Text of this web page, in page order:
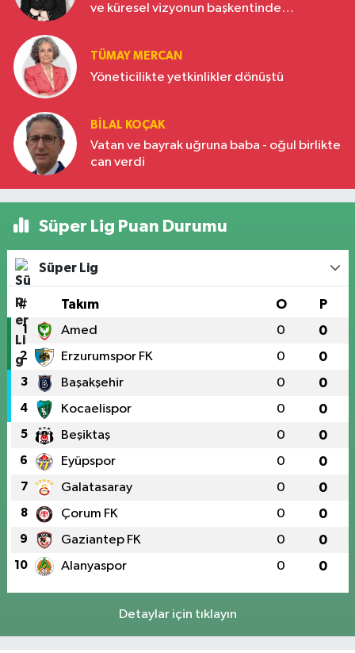
ve küresel vizyonun başkentinde
TÜMAY MERCAN
Yöneticilikte yetkinlikler dönüştü
BILAL KOÇAK
Vatan ve bayrak uğruna baba - oğul birlikte
can verdi
Süper Lig Puan Durumu
Süper Lig
# Takım O P
1 Amed 0 0
2 Erzurumspor FK 0 0
3 Başakşehir 0 0
4 Kocaelispor 0 0
5 Beşiktaş 0 0
6 Eyüpspor 0 0
7 Galatasaray 0 0
8 Çorum FK 0 0
9 Gaziantep FK 0 0
10 Alanyaspor 0 0
Detaylar için tıklayın